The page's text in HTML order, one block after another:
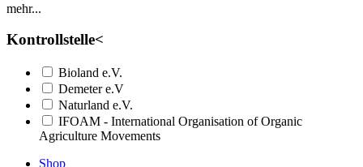
mehr...
Kontrollstelle<
Bioland e.V.
Demeter e.V
Naturland e.V.
IFOAM - International Organisation of Organic
Agriculture Movements
Shop